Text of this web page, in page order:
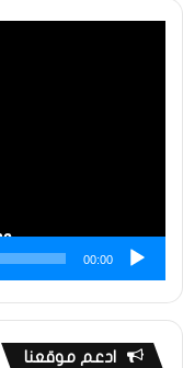
00:00
ادعم موقعنا